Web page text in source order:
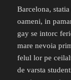
Barcelona,
oameni, in
gay se intorc
mare nevoia
felul lor pe
de varsta